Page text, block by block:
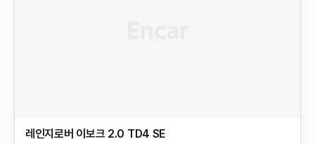
레인지로버 이보크 2.0 TD4 SE